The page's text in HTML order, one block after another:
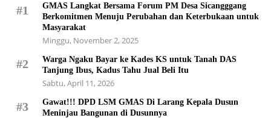
#1
GMAS Langkat Bersama Forum PM Desa Sicangggang
Berkomitmen Menuju Perubahan dan Keterbukaan untuk
Masyarakat
Minggu, November 2, 2025
#2
Warga Ngaku Bayar ke Kades KS untuk Tanah DAS
Tanjung Ibus, Kadus Tahu Jual Beli Itu
Sabtu, April 11, 2026
#3
Gawat!!! DPD LSM GMAS Di Larang Kepala Dusun
Meninjau Bangunan di Dusunnya